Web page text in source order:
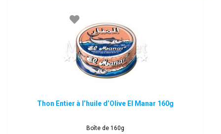
Thon Entier à l’huile d’Olive El Manar 160g
Boîte de 160g